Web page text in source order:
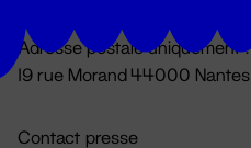
Adresse postale uniquement :
19 rue Morand 44000 Nantes
Contact presse